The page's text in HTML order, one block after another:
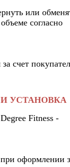
или
согласно
счет
УСТАНОВКА
Fitness -
оформлении